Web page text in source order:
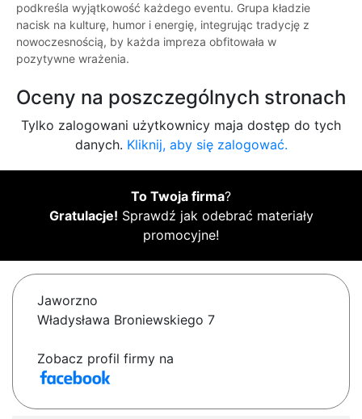
podkreśla wyjątkowość każdego eventu. Grupa kładzie
nacisk na kulturę, humor i energię, integrując tradycję z
nowoczesnością, by każda impreza obfitowała w
pozytywne wrażenia.
Oceny na poszczególnych stronach
Tylko zalogowani użytkownicy maja dostęp do tych
danych. Kliknij, aby się zalogować.
To Twoja firma?
Gratulacje! Sprawdź jak odebrać materiały
promocyjne!
Jaworzno
Władysława Broniewskiego 7
Zobacz profil firmy na